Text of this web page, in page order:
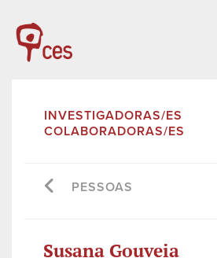
INVESTIGADORAS/ES
COLABORADORAS/ES
PESSOAS
Susana Gouveia